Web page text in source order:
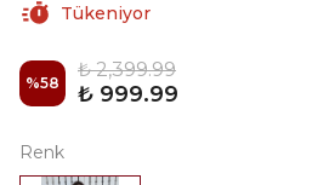
Tükeniyor
%58
₺ 2,399.99
₺ 999.99
Renk